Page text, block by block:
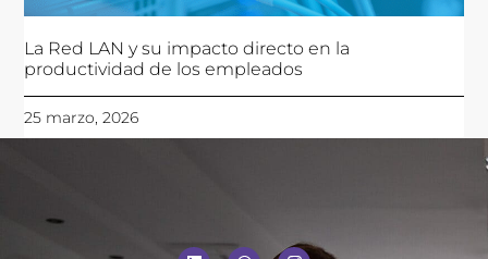
La Red LAN y su impacto directo en la
productividad de los empleados
25 marzo, 2026